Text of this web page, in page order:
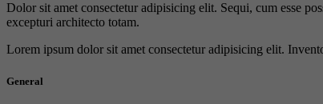
Dolor sit amet consectetur adipisicing elit. Sequi, cum esse
excepturi architecto totam.
Lorem ipsum dolor sit amet consectetur adipisicing elit.
General